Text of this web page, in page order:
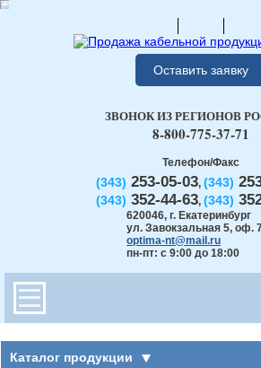
Оставить заявку
Телефон/Факс
(343) 253-05-03, (343)
(343) 352-44-63, (343)
620046, г. Екатеринбург
ул. Завокзальная 5, оф.
optima-nt@mail.ru
пн-пт: с 9:00 до 18:00
ЗВОНОК ИЗ РЕГИОНОВ
8-800-775-37-71
Каталог продукции